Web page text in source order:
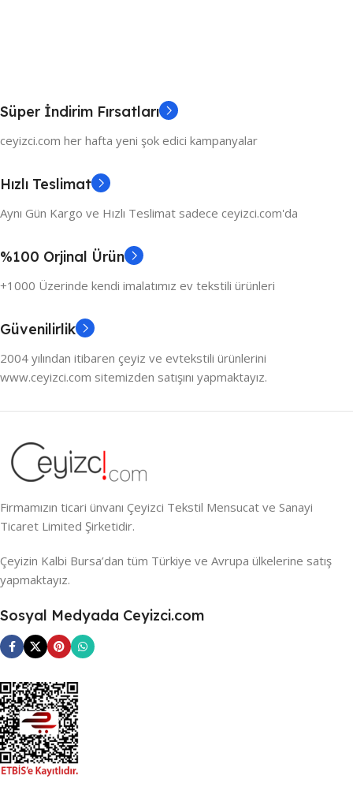
Süper İndirim Fırsatları
ceyizci.com her hafta yeni şok edici kampanyalar
Hızlı Teslimat
Aynı Gün Kargo ve Hızlı Teslimat sadece ceyizci.com'da
%100 Orjinal Ürün
+1000 Üzerinde kendi imalatımız ev tekstili ürünleri
Güvenilirlik
2004 yılından itibaren çeyiz ve evtekstili ürünlerini
www.ceyizci.com sitemizden satışını yapmaktayız.
Firmamızın ticari ünvanı Çeyizci Tekstil Mensucat ve Sanayi
Ticaret Limited Şirketidir.
Çeyizin Kalbi Bursa’dan tüm Türkiye ve Avrupa ülkelerine satış
yapmaktayız.
Sosyal Medyada Ceyizci.com